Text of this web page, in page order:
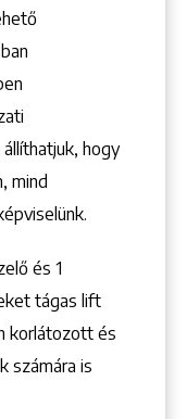
hogy
mind
­és 1
tágas lift
korlátozott és
számára is